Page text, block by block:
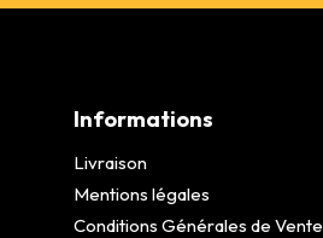
Informations
Livraison
Mentions légales
Conditions Générales de Vente